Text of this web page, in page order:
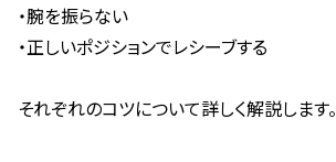
・腕を振らない
・正しいポジションでレシーブする
それぞれのコツについて詳しく解説します。